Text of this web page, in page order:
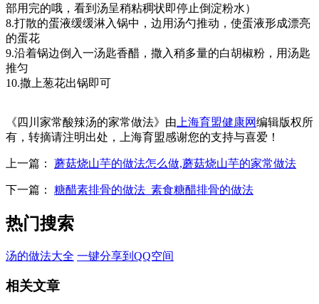
部用完的哦，看到汤呈稍粘稠状即停止倒淀粉水）
8.打散的蛋液缓缓淋入锅中，边用汤勺推动，使蛋液形成漂亮
的蛋花
9.沿着锅边倒入一汤匙香醋，撒入稍多量的白胡椒粉，用汤匙
推匀
10.撒上葱花出锅即可
《四川家常酸辣汤的家常做法》由 上海育盟健康网编辑版权所
有，转摘请注明出处，上海育盟感谢您的支持与喜爱！
上一篇： 蘑菇烧山芋的做法怎么做,蘑菇烧山芋的家常做法
下一篇： 糖醋素排骨的做法_素食糖醋排骨的做法
热门搜索
汤的做法大全 一键分享到QQ空间
相关文章